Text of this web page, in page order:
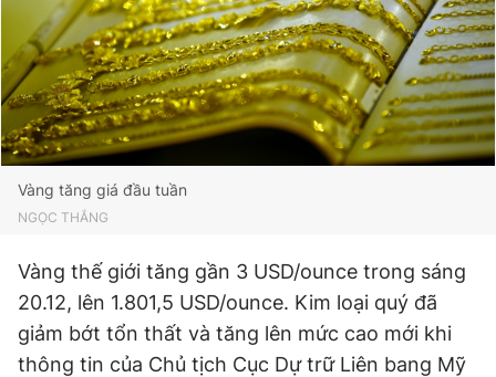
Tổng biên tập: Nguyễn Ngọc Toàn
Phó tổng biên tập thường trực: Hải Thành
Phó tổng biên tập: Lâm Hiếu Dũng
Phó tổng biên tập: Trần Việt Hưng
Tổng thư ký tòa soạn: Đức Trung
Giấy phép xuất bản số 110/GP - BTTTT cấp ngày 24.3.2020
© 2003-2026 Bản quyền thuộc về Báo Thanh Niên. Cấm sao
chép dưới mọi hình thức nếu không có sự chấp thuận bằng văn
bản. Phát triển bởi ePi Technologies, JSC.
Vàng tăng giá đầu tuần
NGỌC THẮNG
Vàng thế giới tăng gần 3 USD/ounce trong sáng
20.12, lên 1.801,5 USD/ounce. Kim loại quý đã
giảm bớt tổn thất và tăng lên mức cao mới khi
thông tin của Chủ tịch Cục Dự trữ Liên bang Mỹ